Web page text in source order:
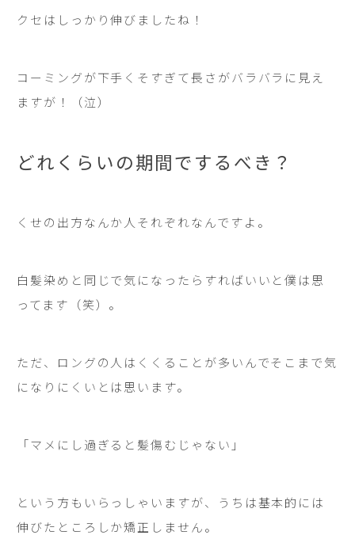
クセはしっかり伸びましたね！
コーミングが下手くそすぎて長さがバラバラに見え
ますが！（泣）
どれくらいの期間でするべき？
くせの出方なんか人それぞれなんですよ。
白髪染めと同じで気になったらすればいいと僕は思
ってます（笑）。
ただ、ロングの人はくくることが多いんでそこまで気
になりにくいとは思います。
「マメにし過ぎると髪傷むじゃない」
という方もいらっしゃいますが、うちは基本的には
伸びたところしか矯正しません。